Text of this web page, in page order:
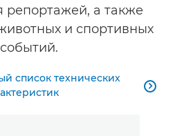
репортажей, а также
и спортивных
событий.
список технических
